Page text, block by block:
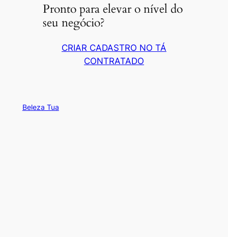
Pronto para elevar o nível do
seu negócio?
CRIAR CADASTRO NO TÁ
CONTRATADO
Beleza Tua